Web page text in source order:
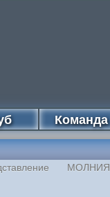
Команда
МОЛНИЯ!